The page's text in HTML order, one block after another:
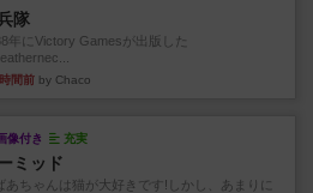
隊
年にVictory Gamesが出版した
間前 by Chaco
像付き 充実
ミッド
あちゃんは猫が大好きです!しかし、あまりに